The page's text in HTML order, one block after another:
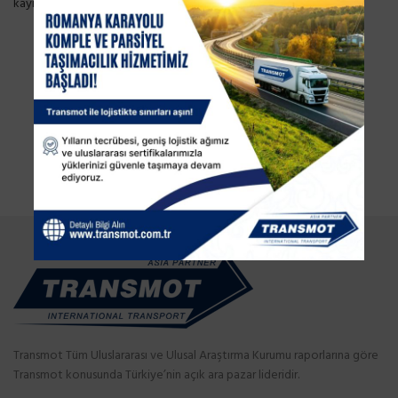
Transmot Tüm Uluslararası ve Ulusal Araştırma Kurumu raporlarına göre
Transmot konusunda Türkiye’nin açık ara pazar lideridir.